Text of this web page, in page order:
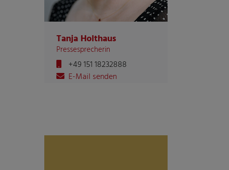
Tanja Holthaus
Pressesprecherin
+49 151 18232888
E-Mail senden